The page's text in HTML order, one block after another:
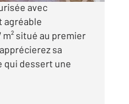
avec
agréable
situé au premier
sa
dessert une